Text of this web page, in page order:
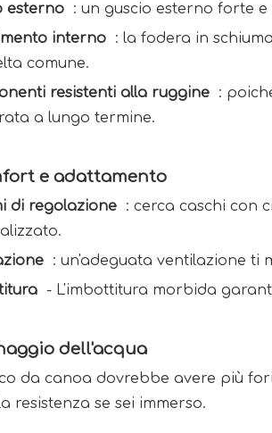
esterno
: un guscio esterno forte
interno
: la fodera in
comune.
resistenti alla ruggine
:
a lungo termine.
e adattamento
di regolazione
: cerca caschi con
: un'adeguata ventilazione ti
- L'imbottitura morbida
dell'acqua
da canoa dovrebbe avere più
resistenza se sei immerso.